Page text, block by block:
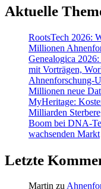
Aktuelle
RootsTech 2026:
Millionen
Genealogica
mit Vorträgen,
Ahnenforschung-
Millionen neue
MyHeritage:
Milliarden
Boom bei DNA-
wachsenden Markt
Letzte
Martin zu